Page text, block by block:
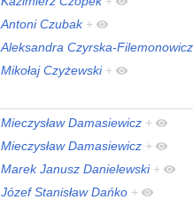
Antoni Czubak +
Aleksandra Czyrska-Filemonowicz
Mikołaj Czyżewski +
Mieczysław Damasiewicz +
Mieczysław Damasiewicz +
Marek Janusz Danielewski +
Józef Stanisław Dańko +